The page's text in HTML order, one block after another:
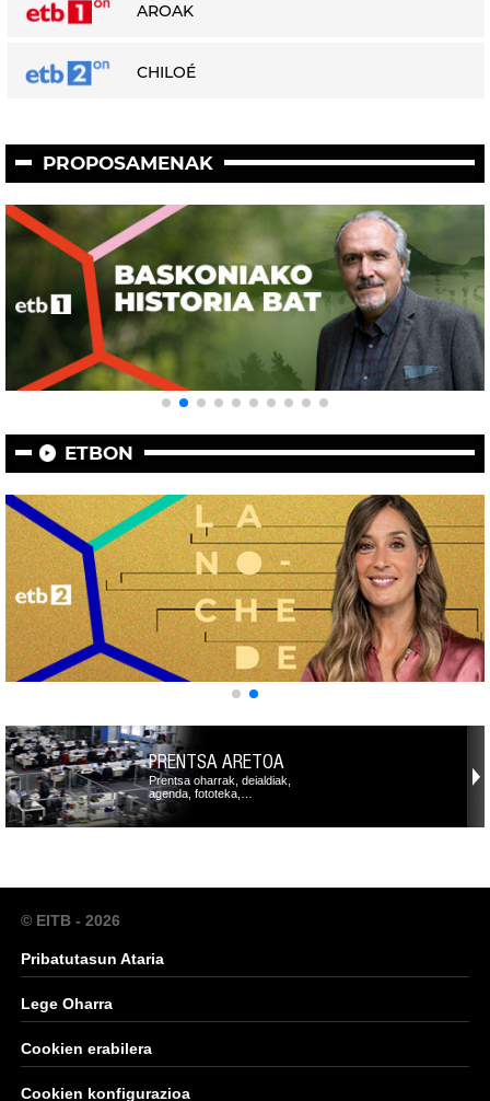
AROAK
CHILOÉ
PROPOSAMENAK
ETBON
PRENTSA ARETOA
Prentsa oharrak, deialdiak,
agenda, fototeka,…
© EITB - 2026
Pribatutasun Ataria
Lege Oharra
Cookien erabilera
Cookien konfigurazioa